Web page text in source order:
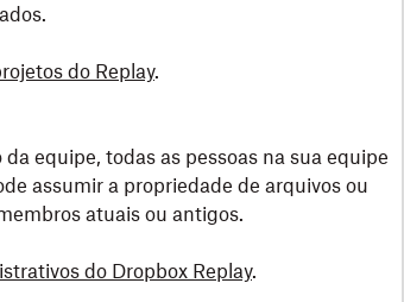
do Replay.
equipe, todas as pessoas na sua equipe
assumir a propriedade de arquivos ou
atuais ou antigos.
do Dropbox Replay.